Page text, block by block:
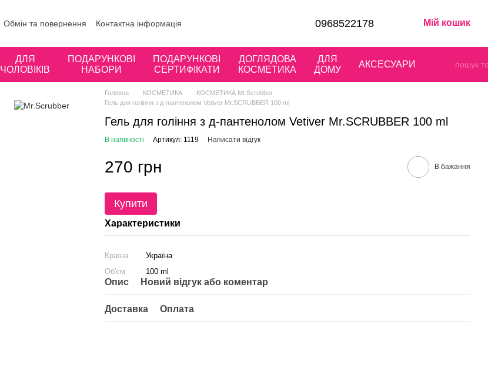
Обмін та повернення
Контактна інформація
0968522178 Мій кошик
ДЛЯ
ЧОЛОВІКІВ
ПОДАРУНКОВІ
НАБОРИ
ПОДАРУНКОВІ
СЕРТИФІКАТИ
ДОГЛЯДОВА
КОСМЕТИКА
ДЛЯ
ДОМУ
АКСЕСУАРИ
Головна КОСМЕТИКА
КОСМЕТИКА Mr.Scrubber
Гель для гоління з д-пантенолом Vetiver Mr.SCRUBBER 100 ml
Гель для гоління з д-пантенолом Vetiver Mr.SCRUBBER 100 ml
В наявності Артикул: 1119 Написати відгук
270 грн В бажання
Купити
Характеристики
Країна
Україна
Об'єм
100 ml
Опис Новий відгук або коментар
Доставка Оплата